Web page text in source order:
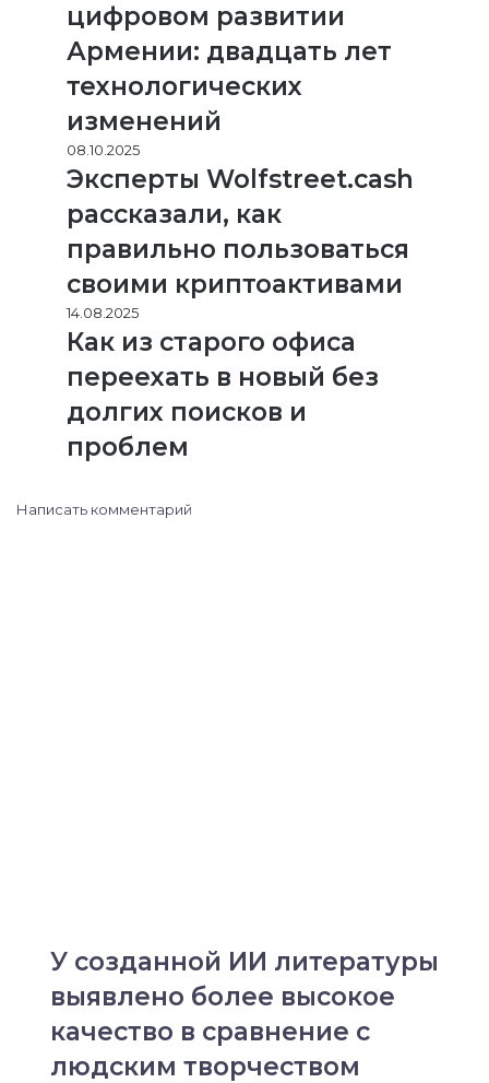
цифровом развитии
Армении: двадцать лет
технологических
изменений
08.10.2025
Эксперты Wolfstreet.cash
рассказали, как
правильно пользоваться
своими криптоактивами
14.08.2025
Как из старого офиса
переехать в новый без
долгих поисков и
проблем
Написать комментарий
У созданной ИИ литературы
выявлено более высокое
качество в сравнение с
людским творчеством